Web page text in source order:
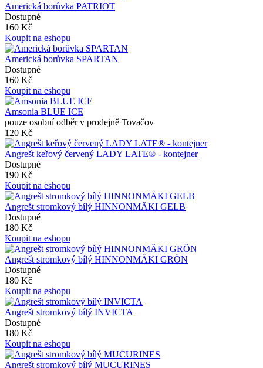
Americká borůvka PATRIOT
Dostupné
160 Kč
Koupit na eshopu
Americká borůvka SPARTAN
Dostupné
160 Kč
Koupit na eshopu
Amsonia BLUE ICE
pouze osobní odběr v prodejně Tovačov
120 Kč
Angrešt keřový červený LADY LATE® - kontejner
Dostupné
190 Kč
Koupit na eshopu
Angrešt stromkový bílý HINNONMÄKI GELB
Dostupné
180 Kč
Koupit na eshopu
Angrešt stromkový bílý HINNONMÄKI GRÖN
Dostupné
180 Kč
Koupit na eshopu
Angrešt stromkový bílý INVICTA
Dostupné
180 Kč
Koupit na eshopu
Angrešt stromkový bílý MUCURINES